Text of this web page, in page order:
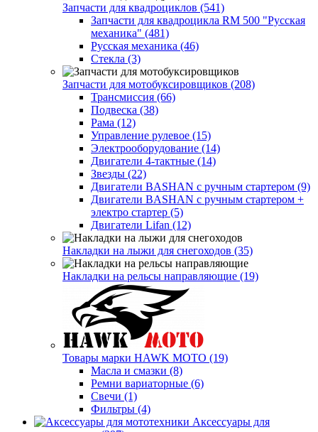
Запчасти для квадроциклов (541)
Запчасти для квадроцикла RM 500 "Русская
механика" (481)
Русская механика (46)
Стекла (3)
Запчасти для мотобуксировщиков (208)
Трансмиссия (66)
Подвеска (38)
Рама (12)
Управление рулевое (15)
Электрооборудование (14)
Двигатели 4-тактные (14)
Звезды (22)
Двигатели BASHAN с ручным стартером (9)
Двигатели BASHAN с ручным стартером +
электро стартер (5)
Двигатели Lifan (12)
Накладки на лыжи для снегоходов (35)
Накладки на рельсы направляющие (19)
Товары марки HAWK MOTO (19)
Масла и смазки (8)
Ремни вариаторные (6)
Свечи (1)
Фильтры (4)
Аксессуары для